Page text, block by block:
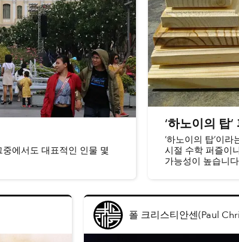
에서도 대표적인 인물 몇
‘하노이의 탑
‘하노이의 탑’이
시절 수학 퍼즐이
가능성이 높습니
폴 크리스티안센(Paul